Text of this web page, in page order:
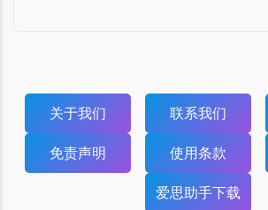
关于我们 联系我们
免责声明 使用条款
爱思助手下载